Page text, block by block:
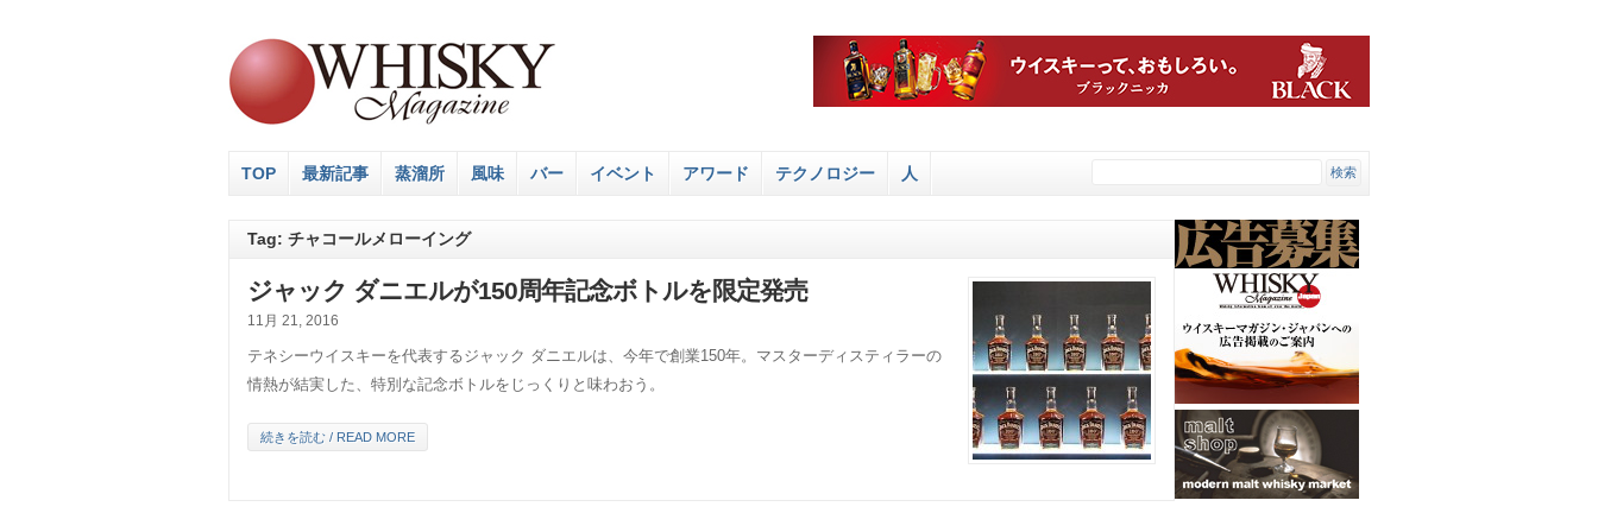
TOP 最新記事 蒸溜所 風味 バー イベント アワード テクノロジー 人
Tag: チャコールメローイング
ジャック ダニエルが150周年記念ボトルを限定発売
11月 21, 2016
テネシーウイスキーを代表するジャック ダニエルは、今年で創業150年。マスターディスティラーの
情熱が結実した、特別な記念ボトルをじっくりと味わおう。
続きを読む / READ MORE